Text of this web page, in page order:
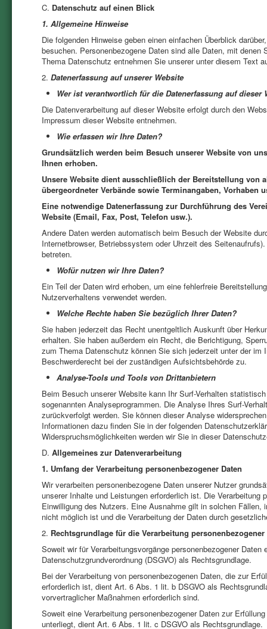
C. Datenschutz auf einen Blick
1. Allgemeine Hinweise
Die folgenden Hinweise geben einen einfachen Überblick
besuchen. Personenbezogene Daten sind alle Daten, mit
Thema Datenschutz entnehmen Sie unserer unter diesem Text
2. Datenerfassung auf unserer Website
Wer ist verantwortlich für die Datenerfassung auf dieser
Die Datenverarbeitung auf dieser Website erfolgt durch den
Impressum dieser Website entnehmen.
Wie erfassen wir Ihre Daten?
Grundsätzlich werden beim Besuch unserer Website von
Ihnen erhoben.
Unsere Website dient ausschließlich der Bereitstellung von
übergeordneter Verbände sowie Terminangaben, Vorhaben
Eine notwendige Datenerfassung zur Durchführung des
Website (Email, Fax, Post, Telefon usw.).
Andere Daten werden automatisch beim Besuch der Website
Internetbrowser, Betriebssystem oder Uhrzeit des
betreten.
Wofür nutzen wir Ihre Daten?
Ein Teil der Daten wird erhoben, um eine fehlerfreie
Nutzerverhaltens verwendet werden.
Welche Rechte haben Sie bezüglich Ihrer Daten?
Sie haben jederzeit das Recht unentgeltlich Auskunft über
erhalten. Sie haben außerdem ein Recht, die Berichtigung,
zum Thema Datenschutz können Sie sich jederzeit unter der
Beschwerderecht bei der zuständigen Aufsichtsbehörde zu.
Analyse-Tools und Tools von Drittanbietern
Beim Besuch unserer Website kann Ihr Surf-Verhalten
sogenannten Analyseprogrammen. Die Analyse Ihres Surf-
zurückverfolgt werden. Sie können dieser Analyse
Informationen dazu finden Sie in der folgenden
Widerspruchsmöglichkeiten werden wir Sie in dieser
D. Allgemeines zur Datenverarbeitung
1. Umfang der Verarbeitung personenbezogener Daten
Wir verarbeiten personenbezogene Daten unserer Nutzer
unserer Inhalte und Leistungen erforderlich ist. Die
Einwilligung des Nutzers. Eine Ausnahme gilt in solchen
nicht möglich ist und die Verarbeitung der Daten durch
2. Rechtsgrundlage für die Verarbeitung personenbezogener
Soweit wir für Verarbeitungsvorgänge personenbezogener
Daten­schutz­grund­ver­ord­­nung (DSGVO) als Rechtsgrundlage.
Bei der Verarbeitung von personenbezogenen Daten, die zur
erforderlich ist, dient Art. 6 Abs. 1 lit. b DSGVO als
vorvertraglicher Maßnahmen erforderlich sind.
Soweit eine Verarbeitung personenbezogener Daten zur
unterliegt, dient Art. 6 Abs. 1 lit. c DSGVO als Rechtsgrundlage.